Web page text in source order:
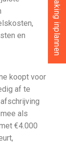
en
koopt voor
af te
als
€4.000